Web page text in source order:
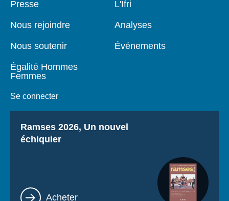
Pied
Presse
Nous rejoindre
Nous soutenir
Égalité Hommes
Femmes
Se connecter
Navigation
L'Ifri
Analyses
Événements
Titre
Ramses 2026, Un nouvel
échiquier
Lien
Acheter